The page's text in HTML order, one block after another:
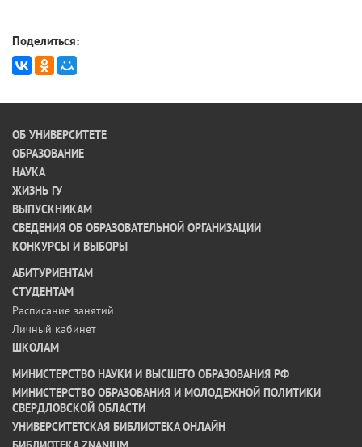
Поделиться:
ОБ УНИВЕРСИТЕТЕ
ОБРАЗОВАНИЕ
НАУКА
ЖИЗНЬ ГУ
ВЫПУСКНИКАМ
СВЕДЕНИЯ ОБ ОБРАЗОВАТЕЛЬНОЙ ОРГАНИЗАЦИИ
КОНКУРСЫ И ВЫБОРЫ
АБИТУРИЕНТАМ
СТУДЕНТАМ
Расписание занятий
Личный кабинет
ШКОЛАМ
МИНИСТЕРСТВО НАУКИ И ВЫСШЕГО ОБРАЗОВАНИЯ РФ
МИНИСТЕРСТВО ОБРАЗОВАНИЯ И МОЛОДЕЖНОЙ ПОЛИТИКИ
СВЕРДЛОВСКОЙ ОБЛАСТИ
УНИВЕРСИТЕТСКАЯ БИБЛИОТЕКА ОНЛАЙН